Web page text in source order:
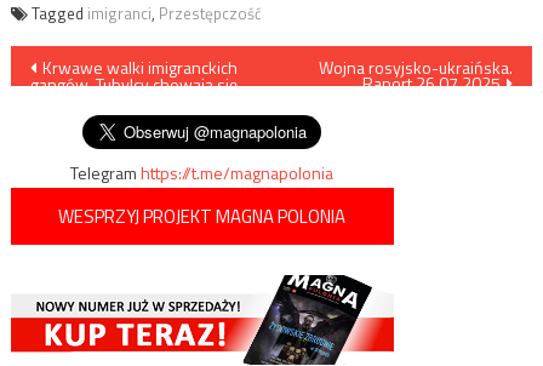
Tagged imigranci, Przestępczość
Nawigacja
wpisu
Krwawe walki imigranckich
gangów. Tubylcy chowają się
Wojna rosyjsko-ukraińska.
Raport 26.07.2025
Telegramhttps://t.me/magnapolonia
WESPRZYJ PROJEKT MAGNA POLONIA